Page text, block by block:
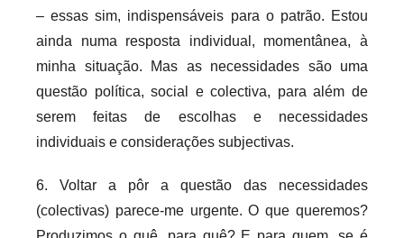
– essas sim, indispensáveis para o patrão. Estou
ainda numa resposta individual, momentânea, à
minha situação. Mas as necessidades são uma
questão política, social e colectiva, para além de
serem feitas de escolhas e necessidades
individuais e considerações subjectivas.
6. Voltar a pôr a questão das necessidades
(colectivas) parece-me urgente. O que queremos?